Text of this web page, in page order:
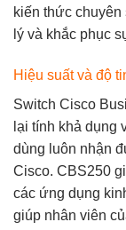
kiến thức chuyên
lý và khắc phục
Hiệu suất và độ
Switch Cisco
lại tính khả dụng
dùng luôn nhận
Cisco. CBS250
các ứng dụng
giúp nhân viên